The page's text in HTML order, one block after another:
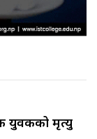
युवकको मृत्यु